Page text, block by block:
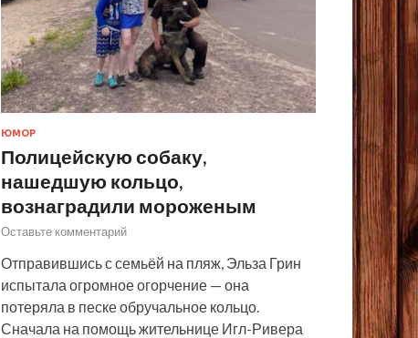
ЮМОР
Полицейскую собаку,
нашедшую кольцо,
вознаградили мороженым
Оставьте комментарий
Отправившись с семьёй на пляж, Эльза Грин
испытала огромное огорчение — она
потеряла в песке обручальное кольцо.
Сначала на помощь жительнице Игл-Ривера